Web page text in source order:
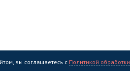
вы соглашаетесь с Политикой